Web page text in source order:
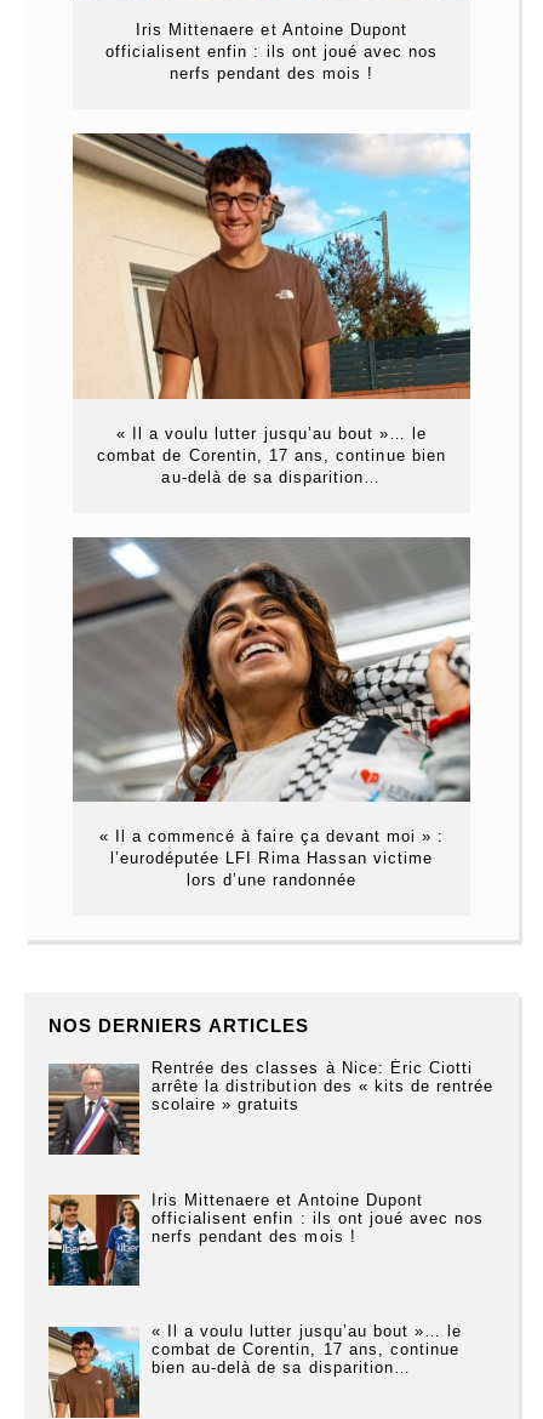
Iris Mittenaere et Antoine Dupont
officialisent enfin : ils ont joué avec nos
nerfs pendant des mois !
« Il a voulu lutter jusqu’au bout »… le
combat de Corentin, 17 ans, continue bien
au-delà de sa disparition…
« Il a commencé à faire ça devant moi » :
l’eurodéputée LFI Rima Hassan victime
lors d’une randonnée
NOS DERNIERS ARTICLES
Rentrée des classes à Nice: Éric Ciotti
arrête la distribution des « kits de rentrée
scolaire » gratuits
Iris Mittenaere et Antoine Dupont
officialisent enfin : ils ont joué avec nos
nerfs pendant des mois !
« Il a voulu lutter jusqu’au bout »… le
combat de Corentin, 17 ans, continue
bien au-delà de sa disparition…